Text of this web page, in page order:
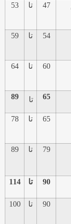
47 تا 53
54 تا 59
60 تا 64
65 تا 89
65 تا 78
79 تا 89
90 تا 114
90 تا 100